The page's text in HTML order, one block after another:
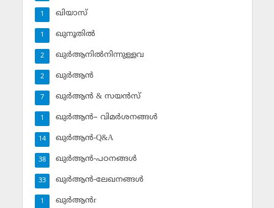
ഖിയാസ്
1
ഖുനൂതില്‍
1
ഖുര്‍ആനില്‍നിന്നുള്ളവ
2
ഖുര്‍ആന്‍
2
ഖുര്‍ആന്‍ & സയന്‍സ്‌
7
ഖുര്‍ആന്‍– വിമര്‍ശനങ്ങള്‍
1
ഖുര്‍ആന്‍-Q&A
14
ഖുര്‍ആന്‍-പഠനങ്ങള്‍
38
ഖുര്‍ആന്‍-ലേഖനങ്ങള്‍
33
ഖുര്‍ആന്‍r
1